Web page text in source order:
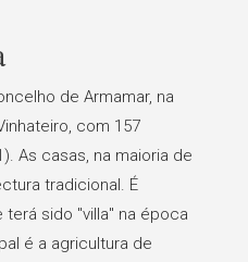
de Armamar, na
com 157
As casas, na maioria de
tradicional. É
sido "villa" na época
é a agricultura de